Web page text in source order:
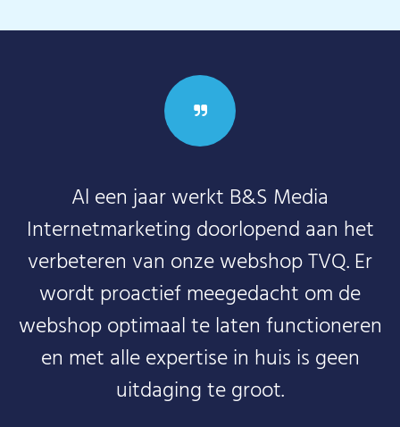
Al een jaar werkt B&S Media
Internetmarketing doorlopend aan het
verbeteren van onze webshop TVQ. Er
wordt proactief meegedacht om de
webshop optimaal te laten functioneren
en met alle expertise in huis is geen
uitdaging te groot.